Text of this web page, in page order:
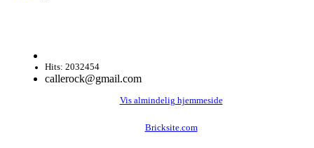
Hits: 2032454
callerock@gmail.com
Vis almindelig hjemmeside
Bricksite.com